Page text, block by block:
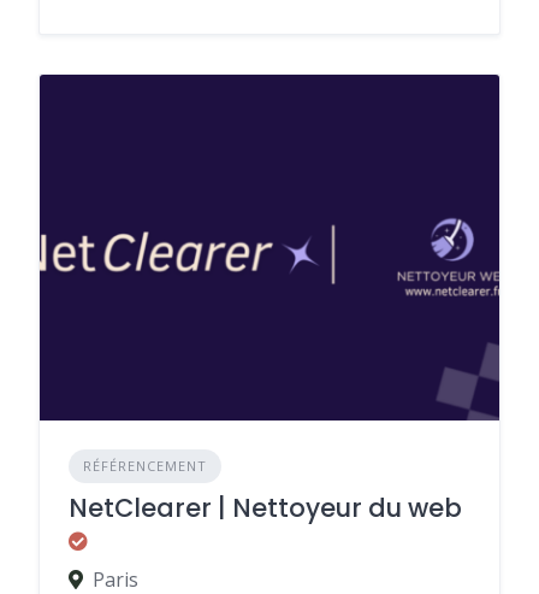
RÉFÉRENCEMENT
NetClearer | Nettoyeur du web
Paris